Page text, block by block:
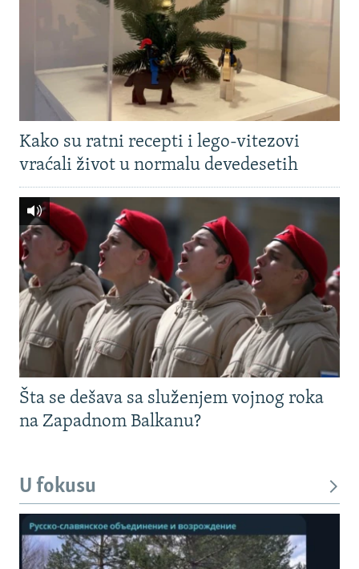
Kako su ratni recepti i lego-vitezovi
vraćali život u normalu devedesetih
Šta se dešava sa služenjem vojnog roka
na Zapadnom Balkanu?
U fokusu